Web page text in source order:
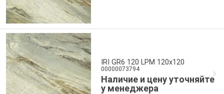
IRI GR6 120 LPM 120x120
00000073794
Наличие и цену уточняйте
у менеджера